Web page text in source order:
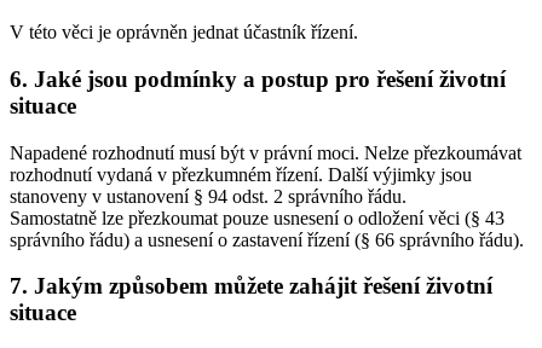
V této věci je oprávněn jednat účastník řízení.
6. Jaké jsou podmínky a postup pro řešení životní
situace
Napadené rozhodnutí musí být v právní moci. Nelze přezkoumávat
rozhodnutí vydaná v přezkumném řízení. Další výjimky jsou
stanoveny v ustanovení § 94 odst. 2 správního řádu.
Samostatně lze přezkoumat pouze usnesení o odložení věci (§ 43
správního řádu) a usnesení o zastavení řízení (§ 66 správního řádu).
7. Jakým způsobem můžete zahájit řešení životní
situace